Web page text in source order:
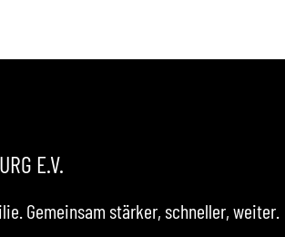
E.V.
Gemeinsam stärker, schneller, weiter.